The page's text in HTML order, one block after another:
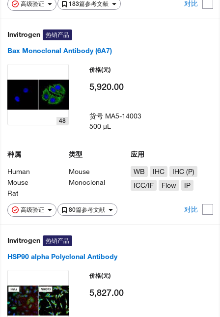
高级验证 183篇参考文献 对比
Invitrogen 热销产品
Bax Monoclonal Antibody (6A7)
高级验证 80篇参考文献 对比
48
种属
Human
Mouse
Rat
类型
Mouse
Monoclonal
应用
WB
IHC
IHC (P)
ICC/IF
Flow IP
价格(元)
5,920.00
货号 MA5-14003
500 µL
Invitrogen 热销产品
HSP90 alpha Polyclonal Antibody
价格(元)
5,827.00